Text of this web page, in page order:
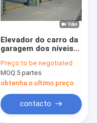
Elevador do carro da
garagem dos níveis
System 2 do dobro
do cabo entrançado
de aço
Preço:to be negotiated
MOQ:5 partes
obtenha o ultimo preço
contacto